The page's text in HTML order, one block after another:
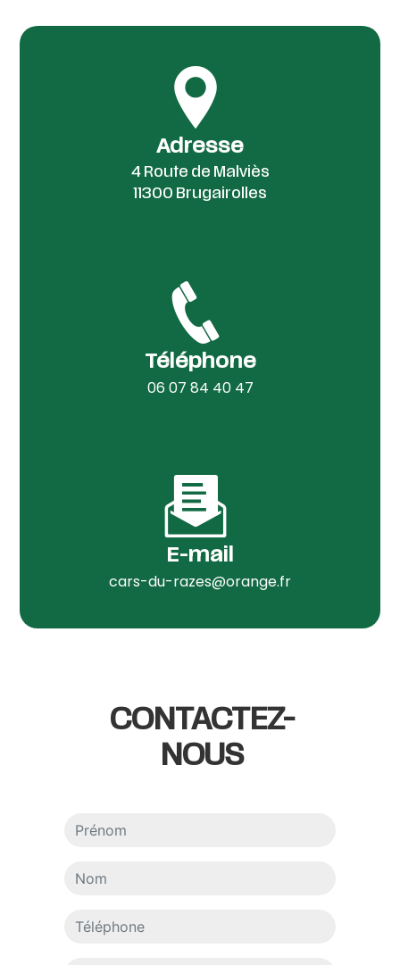
Adresse
4 Route de Malviès
11300 Brugairolles
Téléphone
06 07 84 40 47
E-mail
cars-du-razes@orange.fr
CONTACTEZ-
NOUS